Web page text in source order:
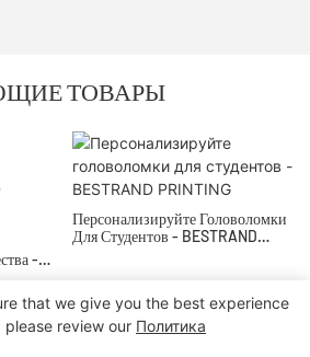
ТОВАРЫ
-
Персонализируйте Головоломки
Для Студентов - BESTRAND
ПЕЧАТЬКарта сайта |политика
that we give you the best experience
review our Политика